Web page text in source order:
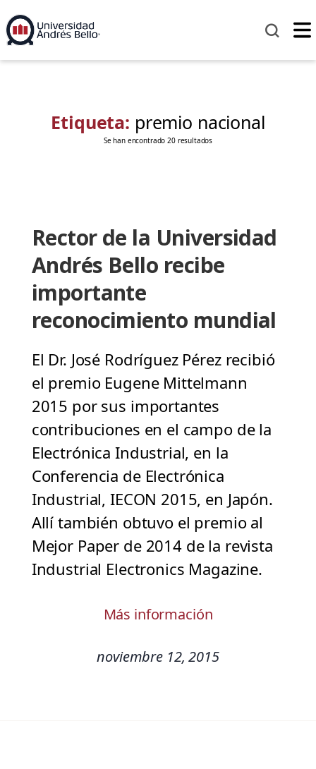
Etiqueta: premio nacional
Se han encontrado 20 resultados
Rector de la Universidad
Andrés Bello recibe
importante
reconocimiento mundial
El Dr. José Rodríguez Pérez recibió
el premio Eugene Mittelmann
2015 por sus importantes
contribuciones en el campo de la
Electrónica Industrial, en la
Conferencia de Electrónica
Industrial, IECON 2015, en Japón.
Allí también obtuvo el premio al
Mejor Paper de 2014 de la revista
Industrial Electronics Magazine.
Más información
noviembre 12, 2015